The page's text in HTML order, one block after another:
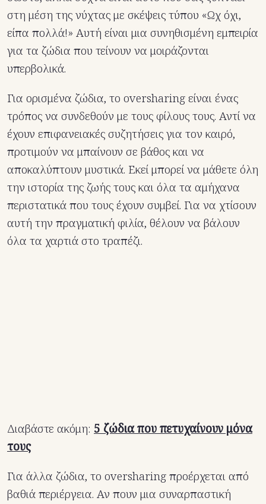
στη μέση της νύχτας με σκέψεις τύπου «Ωχ όχι,
είπα πολλά!» Αυτή είναι μια συνηθισμένη εμπειρία
για τα ζώδια που τείνουν να μοιράζονται
υπερβολικά.
Για ορισμένα ζώδια, το oversharing είναι ένας
τρόπος να συνδεθούν με τους φίλους τους. Αντί να
έχουν επιφανειακές συζητήσεις για τον καιρό,
προτιμούν να μπαίνουν σε βάθος και να
αποκαλύπτουν μυστικά. Εκεί μπορεί να μάθετε όλη
την ιστορία της ζωής τους και όλα τα αμήχανα
περιστατικά που τους έχουν συμβεί. Για να χτίσουν
αυτή την πραγματική φιλία, θέλουν να βάλουν
όλα τα χαρτιά στο τραπέζι.
Διαβάστε ακόμη: 5 ζώδια που πετυχαίνουν μόνα
τους
Για άλλα ζώδια, το oversharing προέρχεται από
βαθιά περιέργεια. Αν πουν μια συναρπαστική